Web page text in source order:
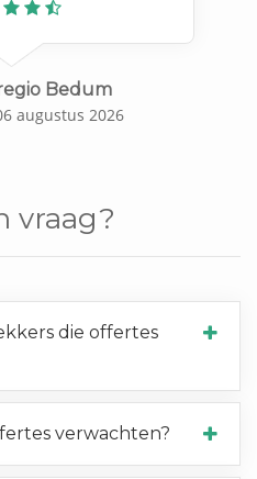
Bedum
augustus 2026
vraag?
die offertes
verwachten?